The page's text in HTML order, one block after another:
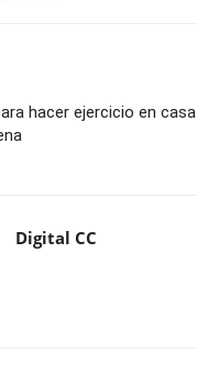
hacer ejercicio en casa
Digital CC